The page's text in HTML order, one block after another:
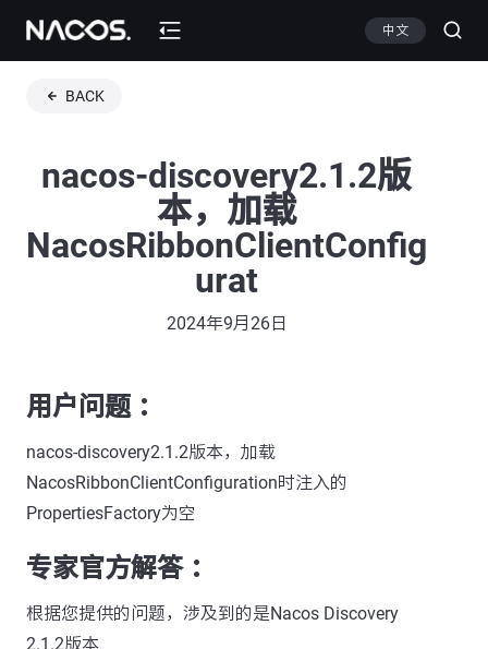
中文
BACK
nacos-discovery2.1.2版
本，加载
NacosRibbonClientConfig
urat
2024年9月26日
用户问题 ：
nacos-discovery2.1.2版本，加载
NacosRibbonClientConfiguration时注入的
PropertiesFactory为空
专家官方解答 ：
根据您提供的问题，涉及到的是Nacos Discovery
2.1.2版本